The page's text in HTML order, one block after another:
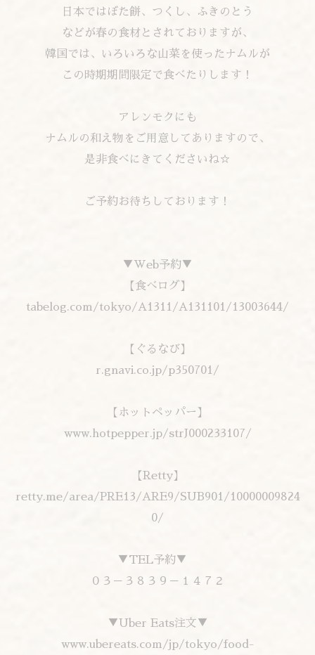
日本ではぼた餅、つくし、ふきのとう
などが春の食材とされておりますが、
韓国では、いろいろな山菜を使ったナムルが
この時期期間限定で食べたりします！
アレンモクにも
ナムルの和え物をご用意してありますので、
是非食べにきてくださいね☆
ご予約お待ちしております！
▼Web予約▼
【食べログ】
tabelog.com/tokyo/A1311/A131101/13003644/
【ぐるなび】
r.gnavi.co.jp/p350701/
【ホットペッパー】
www.hotpepper.jp/strJ000233107/
【Retty】
retty.me/area/PRE13/ARE9/SUB901/10000009824
0/
▼TEL予約▼
０３－３８３９－１４７２
▼Uber Eats注文▼
www.ubereats.com/jp/tokyo/food-